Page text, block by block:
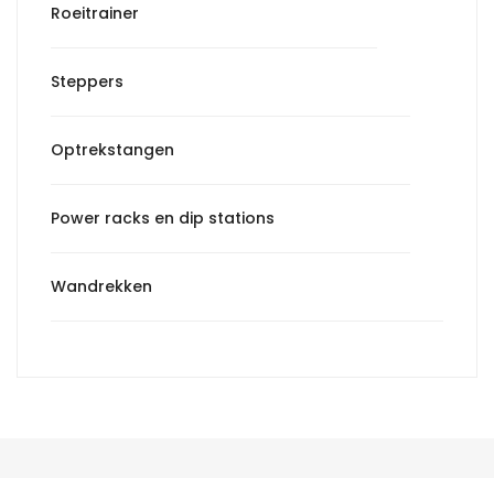
Roeitrainer
Steppers
Optrekstangen
Power racks en dip stations
Wandrekken